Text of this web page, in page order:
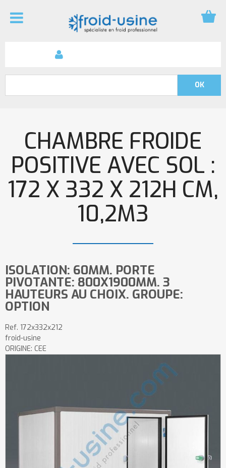
CHAMBRE FROIDE
POSITIVE AVEC SOL :
172 X 332 X 212H CM,
10,2M3
ISOLATION: 60MM. PORTE
PIVOTANTE: 800X1900MM. 3
HAUTEURS AU CHOIX. GROUPE:
OPTION
Ref. 172x332x212
froid-usine
ORIGINE: CEE